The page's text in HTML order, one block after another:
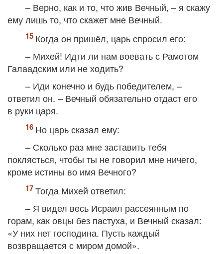
– Верно, как и то, что жив Вечный, – я скажу
ему лишь то, что скажет мне Вечный.
Когда он пришёл, царь спросил его:
– Михей! Идти ли нам воевать с Рамотом
Галаадским или не ходить?
– Иди конечно и будь победителем, –
ответил он. – Вечный обязательно отдаст его
в руки царя.
Но царь сказал ему:
– Сколько раз мне заставить тебя
поклясться, чтобы ты не говорил мне ничего,
кроме истины во имя Вечного?
Тогда Михей ответил:
– Я видел весь Исраил рассеянным по
горам, как овцы без пастуха, и Вечный сказал:
«У них нет господина. Пусть каждый
возвращается с миром домой».